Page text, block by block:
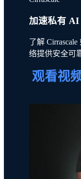
加速私有 AI
了解
络提供安全可
观看视